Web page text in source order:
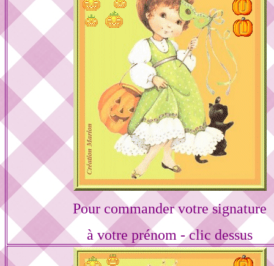
Pour commander votre signature
à votre prénom - clic dessus